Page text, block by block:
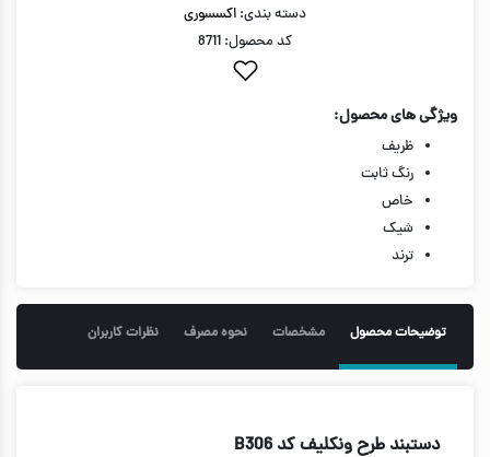
دسته بندی: اکسسوری
کد محصول: 8711
ویژگی های محصول:
ظریف
رنگ ثابت
خاص
شیک
ترند
توضیحات محصول مشخصات نحوه مصرف نظرات کاربران
دستبند طرح ونکلیف کد B306